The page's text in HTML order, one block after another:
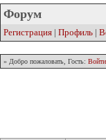
Форум
Регистрация | Профиль |
» Добро пожаловать, Гость: Войти